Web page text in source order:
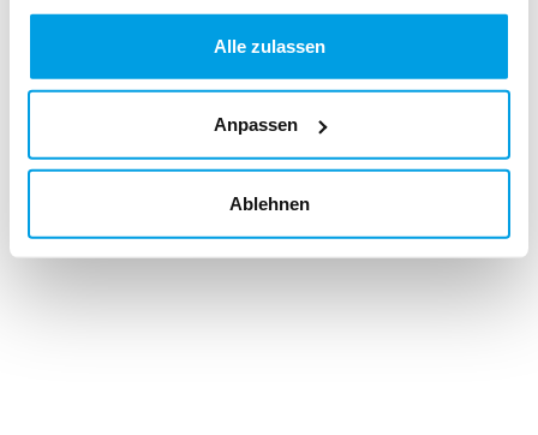
Alle zulassen
Anpassen
Ablehnen